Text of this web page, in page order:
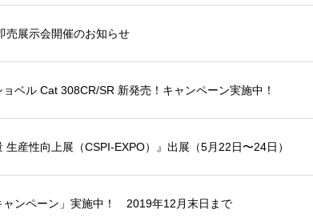
売展示会開催のお知らせ
ベル Cat 308CR/SR 新発売！キャンペーン実施中！
生産性向上展（CSPI-EXPO）』出展（5月22日〜24日）
ャンペーン」実施中！ 2019年12月末日まで